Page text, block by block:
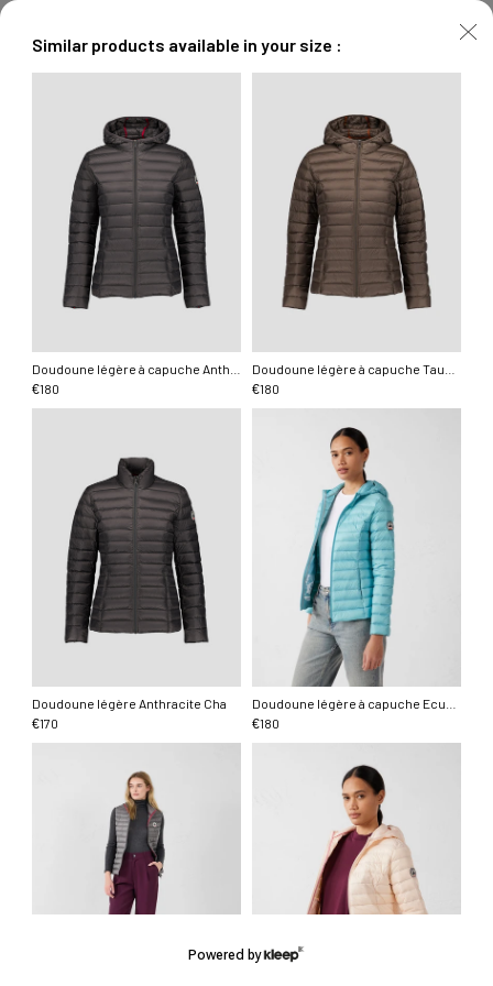
Similar products available in your size :
€180
€180
Doudoune légère Anthracite Cha
€170
€180
Powered by